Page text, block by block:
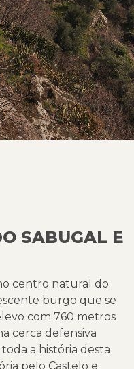
SABUGAL E
centro natural do
burgo que se
com 760 metros
cerca defensiva
a história desta
pelo Castelo e